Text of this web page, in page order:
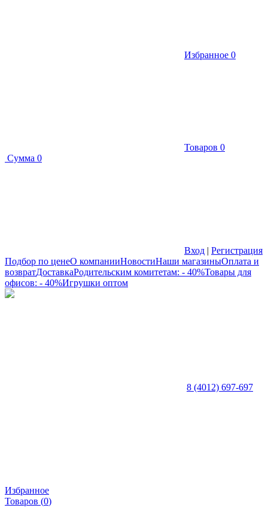
Избранное 0
Товаров 0
Сумма 0
Вход | Регистрация
Подбор по ценеО компанииНовостиНаши магазиныОплата и
возвратДоставкаРодительским комитетам: - 40%Товары для
офисов: - 40%Игрушки оптом
8 (4012) 697-697
Избранное
Товаров (0)